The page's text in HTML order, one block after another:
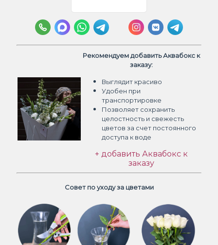
Рекомендуем добавить Аквабокс к
заказу:
Выглядит красиво
Удобен при
транспортировке
Позволяет сохранить
целостность и свежесть
цветов за счет постоянного
доступа к воде
+ добавить Аквабокс к
заказу
Совет по уходу за цветами